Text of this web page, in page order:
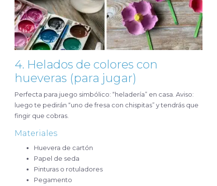
4. Helados de colores con
hueveras (para jugar)
Perfecta para juego simbólico: “heladería” en casa. Aviso:
luego te pedirán “uno de fresa con chispitas” y tendrás que
fingir que cobras.
Materiales
Huevera de cartón
Papel de seda
Pinturas o rotuladores
Pegamento